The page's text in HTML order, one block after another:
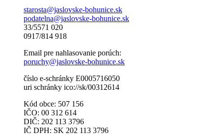
starosta@jaslovske-bohunice.sk
podatelna@jaslovske-bohunice.sk
33/5571 020
0917/814 918
Email pre nahlasovanie porúch:
poruchy@jaslovske-bohunice.sk
číslo e-schránky E0005716050
uri schránky ico://sk/00312614
Kód obce: 507 156
IČO: 00 312 614
DIČ: 202 113 3796
IČ DPH: SK 202 113 3796